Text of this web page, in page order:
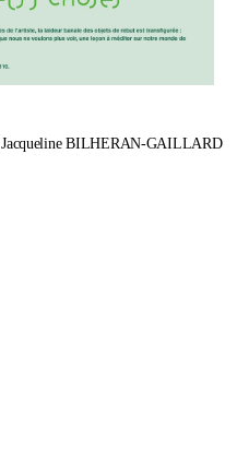
Jacqueline BILHERAN-GAILLARD